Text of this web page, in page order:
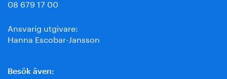
08 679 17 00
Ansvarig utgivare:
Hanna Escobar-Jansson
Besök även: